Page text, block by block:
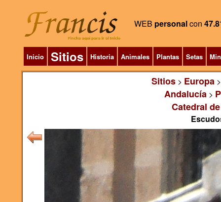
WEB personalcon
Inicio Sitios Historia Animales Plantas Setas
Sitios> Europa
Andalucía >
Catedral